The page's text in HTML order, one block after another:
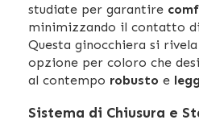
studiate per garantire
minimizzando il contatto
Questa ginocchiera si
opzione per coloro che
al contempo robusto e
Sistema di Chiusura e